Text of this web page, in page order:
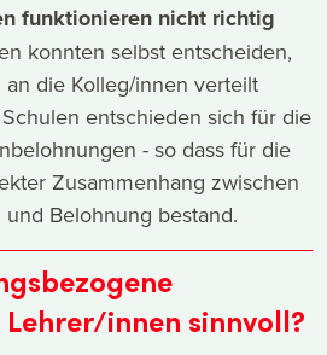
funktionieren nicht richtig
konnten selbst entscheiden,
die Kolleg/innen verteilt
entschieden sich für die
- so dass für die
Zusammenhang zwischen
Belohnung bestand.
innen sinnvoll?